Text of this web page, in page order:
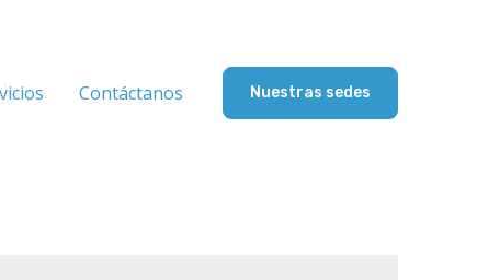
Contáctanos Nuestras sedes